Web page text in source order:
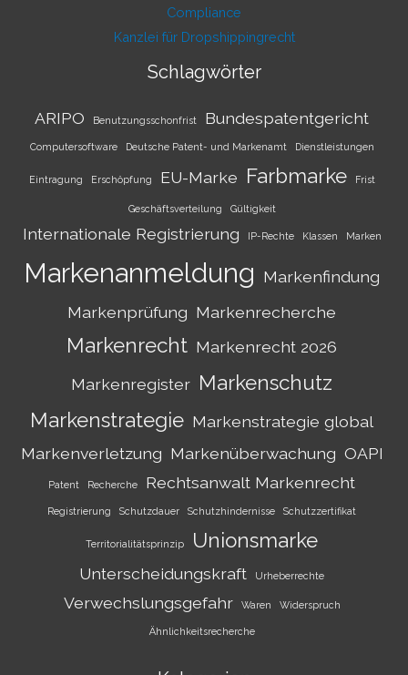
Compliance
Kanzlei für Dropshippingrecht
Schlagwörter
ARIPO Benutzungsschonfrist Bundespatentgericht
Computersoftware Deutsche Patent- und Markenamt Dienstleistungen
Eintragung Erschöpfung EU-Marke Farbmarke Frist
Geschäftsverteilung Gültigkeit
Internationale Registrierung IP-Rechte Klassen Marken
Markenanmeldung Markenfindung
Markenprüfung Markenrecherche
Markenrecht Markenrecht 2026
Markenregister Markenschutz
Markenstrategie Markenstrategie global
Markenverletzung Markenüberwachung OAPI
Patent Recherche Rechtsanwalt Markenrecht
Registrierung Schutzdauer Schutzhindernisse Schutzzertifikat
Territorialitätsprinzip Unionsmarke
Unterscheidungskraft Urheberrechte
Verwechslungsgefahr Waren Widerspruch
Ähnlichkeitsrecherche